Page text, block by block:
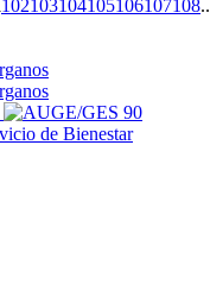
102103104105106107108